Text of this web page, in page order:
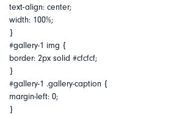
text-align: center;
width: 100%;
}
#gallery-1 img {
border: 2px solid #cfcfcf;
}
#gallery-1 .gallery-caption {
margin-left: 0;
}